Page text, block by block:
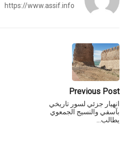
https://www.assif.info
Previous Post
انهيار جزئي لسور تاريخي
بآسفي والنسيج الجمعوي
يطالب…